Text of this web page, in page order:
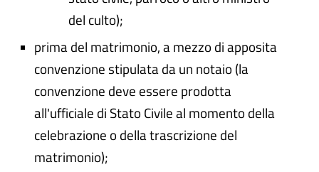
del culto);
prima del matrimonio, a mezzo di apposita
convenzione stipulata da un notaio (la
convenzione deve essere prodotta
all'ufficiale di Stato Civile al momento della
celebrazione o della trascrizione del
matrimonio);